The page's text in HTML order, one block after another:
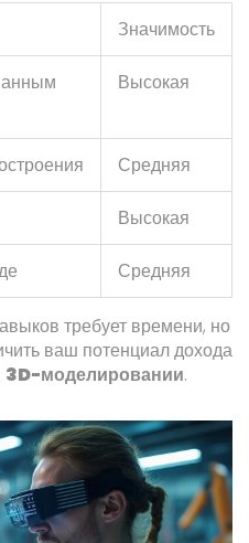
Значимость
Высокая
Средняя
Высокая
Средняя
требует времени, но
ваш потенциал дохода
3D-моделировании.